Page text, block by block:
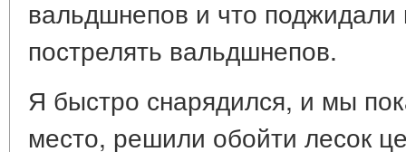
вальдшнепов и что
пострелять вальдшнепов.
Я быстро снарядился, и мы
место, решили обойти лесок